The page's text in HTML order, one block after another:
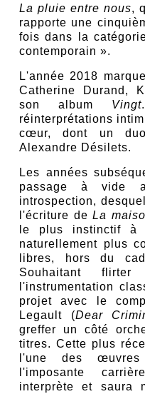
La pluie entre nous,
rapporte une
fois dans la
contemporain ».
L'année 2018
Catherine Durand,
son album Vingt
réinterprétations
cœur, dont un
Alexandre Désilets.
Les années
passage à vide
introspection,
l'écriture deLa
le plus instinctif à
naturellement plus
libres, hors du
Souhaitant
l'instrumentation
projet avec le
Legault (Dear
greffer un côté
titres. Cette plus
l'une des
l'imposante
interprète et saura